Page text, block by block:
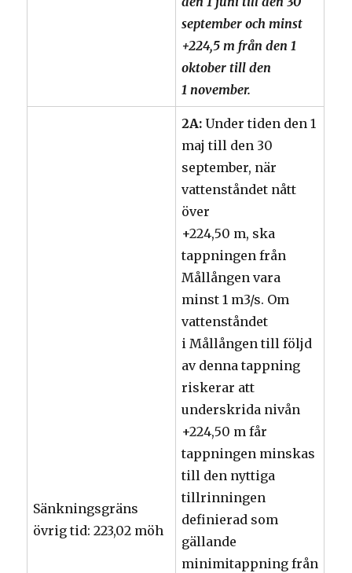
september och minst
+224,5 m från den 1
oktober till den
1 november.
Sänkningsgräns
övrig tid: 223,02 möh
2A: Under tiden den 1
maj till den 30
september, när
vattenståndet nått
över
+224,50 m, ska
tappningen från
Mållången vara
minst 1 m3/s. Om
vattenståndet
i Mållången till följd
av denna tappning
riskerar att
underskrida nivån
+224,50 m får
tappningen minskas
till den nyttiga
tillrinningen
definierad som
gällande
minimitappning från